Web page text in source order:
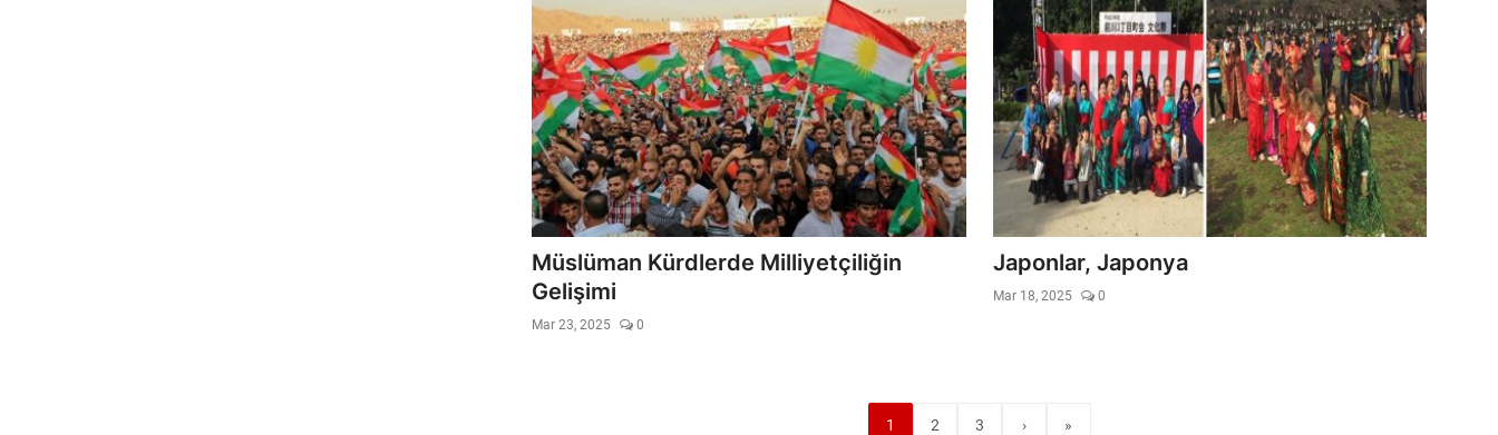
Müslüman Kürdlerde Milliyetçiliğin
Gelişimi
Mar 23, 2025 0
Japonlar, Japonya
Mar 18, 2025 0
1 2 3 › »